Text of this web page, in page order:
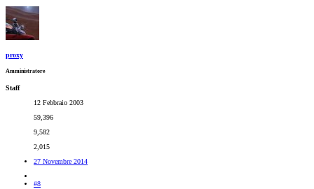
proxy
Amministratore
Staff
12 Febbraio 2003
59,396
9,582
2,015
27 Novembre 2014
#8